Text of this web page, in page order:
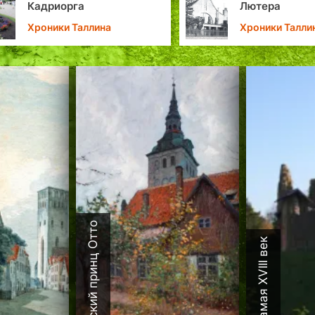
Кадриорга
Хроники Таллина
Лютера
Хроники
Датский принц Отто Каламая XVIII век